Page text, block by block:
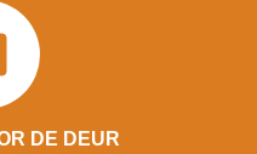
DE DEUR